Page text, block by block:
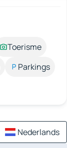
Toerisme
Parkings
Nederlands